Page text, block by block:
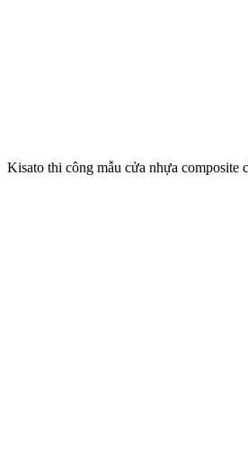
Kisato thi công mẫu cửa nhựa composite